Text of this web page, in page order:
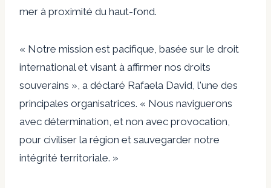
mer à proximité du haut-fond.
« Notre mission est pacifique, basée sur le droit
international et visant à affirmer nos droits
souverains », a déclaré Rafaela David, l'une des
principales organisatrices. « Nous naviguerons
avec détermination, et non avec provocation,
pour civiliser la région et sauvegarder notre
intégrité territoriale. »